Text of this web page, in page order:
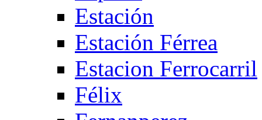
Estación
Estación Férrea
Estacion Ferrocarril
Félix